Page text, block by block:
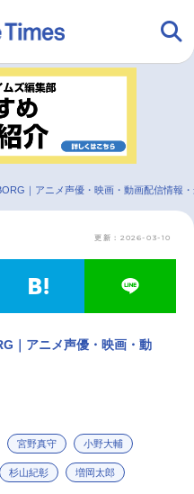
アニメ
実写化映画一覧
｜アニメ声優・映画・動画配信情報
更新：2026-03-10
｜アニメ声優・映画・動
宮野真守 小野大輔
杉山紀彰 増岡太郎